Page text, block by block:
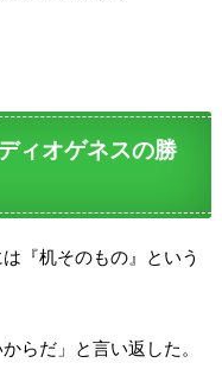
ィオゲネスの勝
『机そのもの』という
らだ」と言い返した。